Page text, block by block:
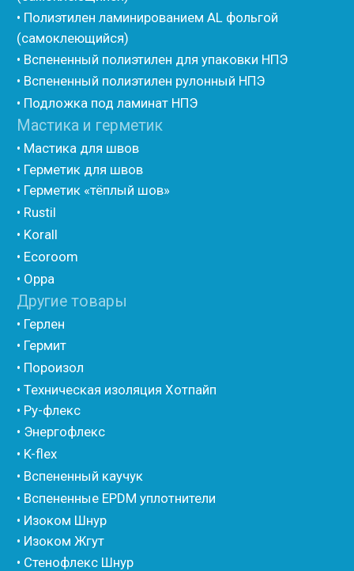
• Мат из вспененного полиэтилена Тепофол
• Трубная изоляция из вспененного полиэтилена
Тилит
• Трубная изоляция из вспененного полиэтилена
Порилекс
• Трубная изоляция из вспененного полиэтилена
Изотом
• Шнур базальтовый теплоизоляционный
• Компенсационный мат вспененного полиэтилена
• ПСУЛ
• Ultima
• Фиброволокно
• Уголки
• Евроблок ИзоТехпро
• Евроблок Isodom
• Евроблок Penoterm
• Евроблок Порилекс
• Евроблок Стенофон